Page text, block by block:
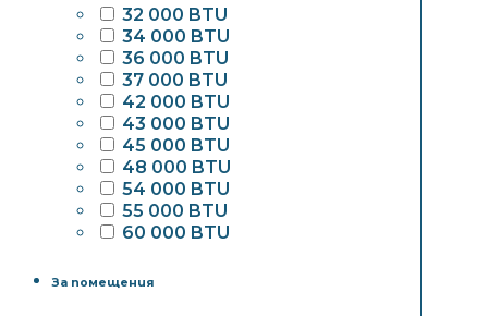
32 000 BTU
34 000 BTU
36 000 BTU
37 000 BTU
42 000 BTU
43 000 BTU
45 000 BTU
48 000 BTU
54 000 BTU
55 000 BTU
60 000 BTU
За помещения